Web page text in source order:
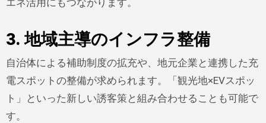
3. 地域主導のインフラ整備
自治体による補助制度の拡充や、地元企業と連携した充
電スポットの整備が求められます。「観光地×EVスポッ
ト」といった新しい誘客策と組み合わせることも可能で
す。